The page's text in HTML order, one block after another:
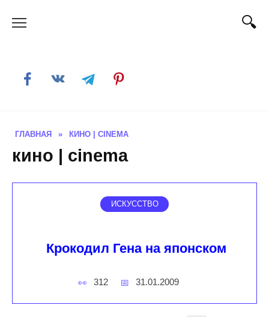
ГЛАВНАЯ » КИНО | CINEMA
кино | cinema
ИСКУССТВО
Крокодил Гена на японском
312 31.01.2009